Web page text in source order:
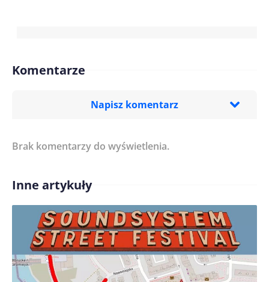
Komentarze
Napisz komentarz
Treść komentarza*
Imię/ Nick*
Brak komentarzy do wyświetlenia.
Inne artykuły